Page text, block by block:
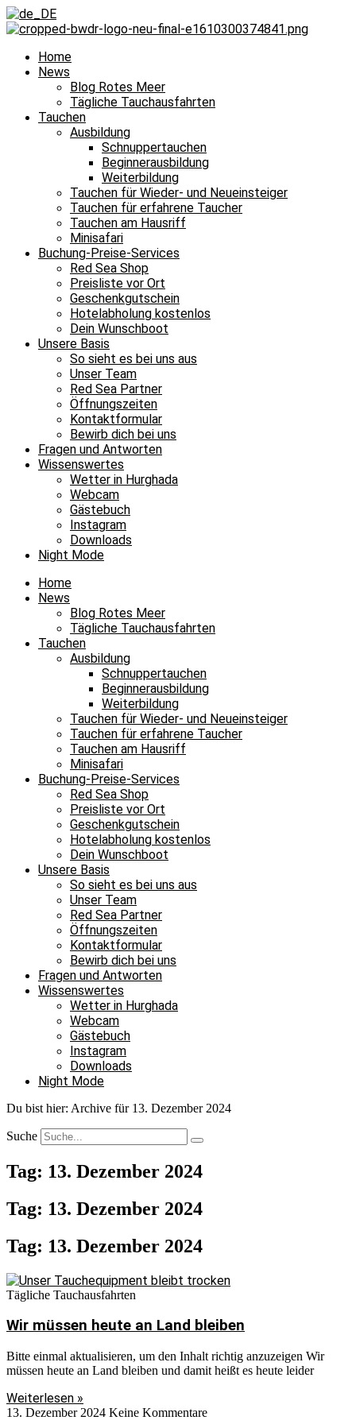
Home
News
Blog Rotes Meer
Tägliche Tauchausfahrten
Tauchen
Ausbildung
Schnuppertauchen
Beginnerausbildung
Weiterbildung
Tauchen für Wieder- und Neueinsteiger
Tauchen für erfahrene Taucher
Tauchen am Hausriff
Minisafari
Buchung-Preise-Services
Red Sea Shop
Preisliste vor Ort
Geschenkgutschein
Hotelabholung kostenlos
Dein Wunschboot
Unsere Basis
So sieht es bei uns aus
Unser Team
Red Sea Partner
Öffnungszeiten
Kontaktformular
Bewirb dich bei uns
Fragen und Antworten
Wissenswertes
Wetter in Hurghada
Webcam
Gästebuch
Instagram
Downloads
Night Mode
Home
News
Blog Rotes Meer
Tägliche Tauchausfahrten
Tauchen
Ausbildung
Schnuppertauchen
Beginnerausbildung
Weiterbildung
Tauchen für Wieder- und Neueinsteiger
Tauchen für erfahrene Taucher
Tauchen am Hausriff
Minisafari
Buchung-Preise-Services
Red Sea Shop
Preisliste vor Ort
Geschenkgutschein
Hotelabholung kostenlos
Dein Wunschboot
Unsere Basis
So sieht es bei uns aus
Unser Team
Red Sea Partner
Öffnungszeiten
Kontaktformular
Bewirb dich bei uns
Fragen und Antworten
Wissenswertes
Wetter in Hurghada
Webcam
Gästebuch
Instagram
Downloads
Night Mode
Du bist hier: Archive für 13. Dezember 2024
Suche
Tag: 13. Dezember 2024
Tag: 13. Dezember 2024
Tag: 13. Dezember 2024
Tägliche Tauchausfahrten
Wir müssen heute an Land bleiben
Bitte einmal aktualisieren, um den Inhalt richtig anzuzeigen Wir
müssen heute an Land bleiben und damit heißt es heute leider
Weiterlesen »
13. Dezember 2024 Keine Kommentare